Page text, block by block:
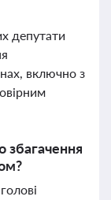
депутати
включно з
збагачення